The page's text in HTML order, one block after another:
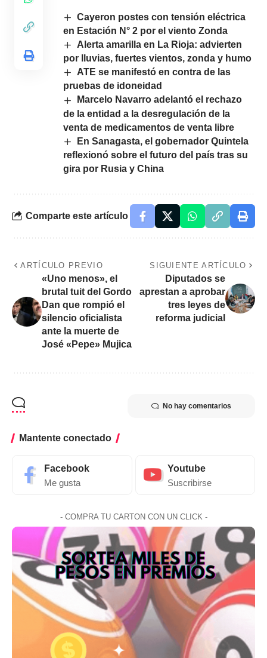
Cayeron postes con tensión eléctrica
en Estación N° 2 por el viento Zonda
Alerta amarilla en La Rioja: advierten
por lluvias, fuertes vientos, zonda y humo
ATE se manifestó en contra de las
pruebas de idoneidad
Marcelo Navarro adelantó el rechazo
de la entidad a la desregulación de la
venta de medicamentos de venta libre
En Sanagasta, el gobernador Quintela
reflexionó sobre el futuro del país tras su
gira por Rusia y China
Comparte este artículo
ARTÍCULO PREVIO
«Uno menos», el
brutal tuit del Gordo
Dan que rompió el
silencio oficialista
ante la muerte de
José «Pepe» Mujica
SIGUIENTE ARTÍCULO
Diputados se
aprestan a aprobar
tres leyes de
reforma judicial
No hay comentarios
Mantente conectado
Facebook
Me gusta
Youtube
Suscribirse
- COMPRA TU CARTON CON UN CLICK -